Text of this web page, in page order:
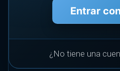
Entrar
¿No tiene una